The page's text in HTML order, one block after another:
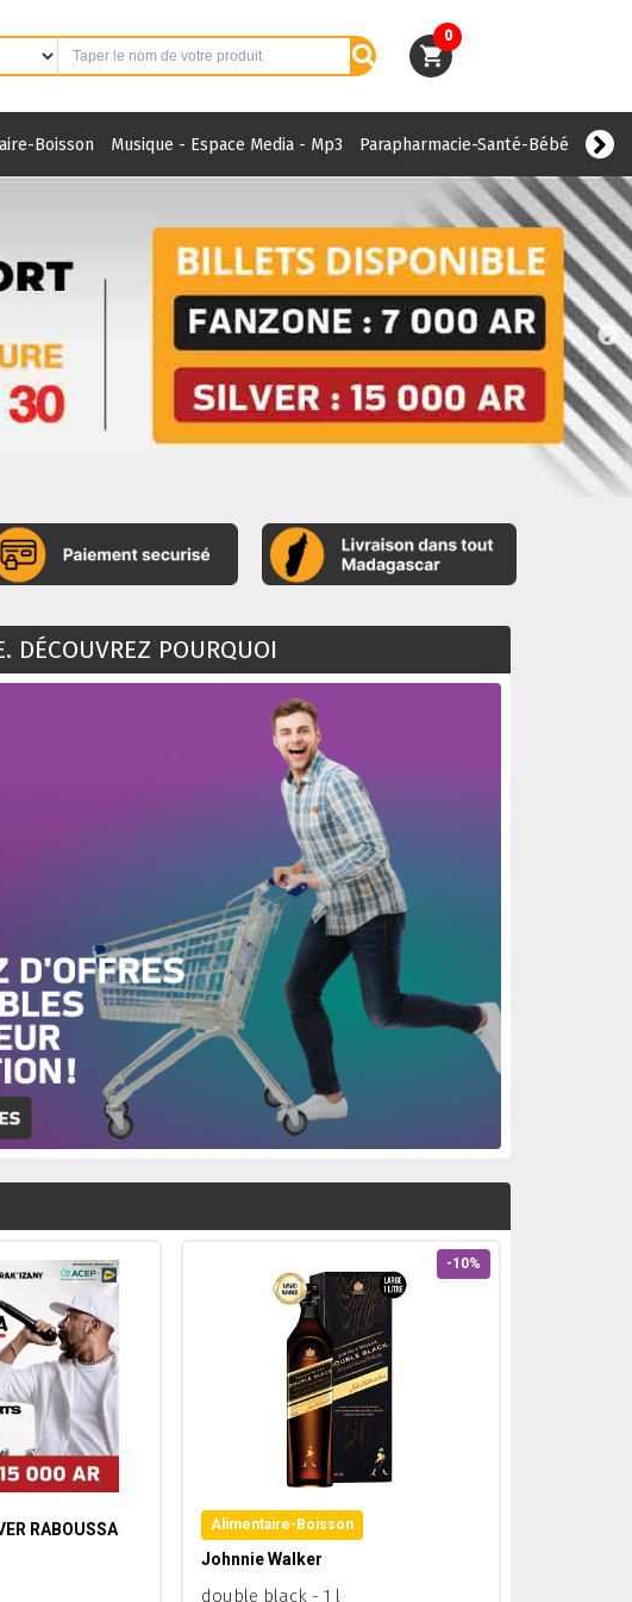
0
Boisson Musique - Espace Media - Mp3 Parapharmacie-Santé-Bébé
DÉCOUVREZ POURQUOI
RABOUSSA
-10%
Alimentaire-Boisson
Johnnie Walker
double black - 1 l